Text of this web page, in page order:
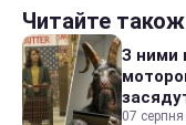
Читайте також
З ними
07